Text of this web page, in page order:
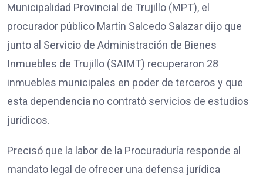
Municipalidad Provincial de Trujillo (MPT), el
procurador público Martín Salcedo Salazar dijo que
junto al Servicio de Administración de Bienes
Inmuebles de Trujillo (SAIMT) recuperaron 28
inmuebles municipales en poder de terceros y que
esta dependencia no contrató servicios de estudios
jurídicos.
Precisó que la labor de la Procuraduría responde al
mandato legal de ofrecer una defensa jurídica